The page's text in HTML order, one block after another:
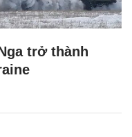
trở thành